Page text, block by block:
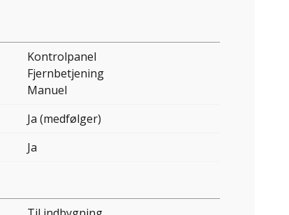
Kontrolpanel
Fjernbetjening
Manuel
Ja (medfølger)
Ja